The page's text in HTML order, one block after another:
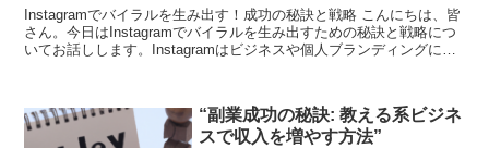
Instagramでバイラルを生み出す！成功の秘訣と戦略 こんにちは、皆
さん。今日はInstagramでバイラルを生み出すための秘訣と戦略につ
いてお話しします。Instagramはビジネスや個人ブランディングにと
“副業成功の秘訣: 教える系ビジネ
スで収入を増やす方法”